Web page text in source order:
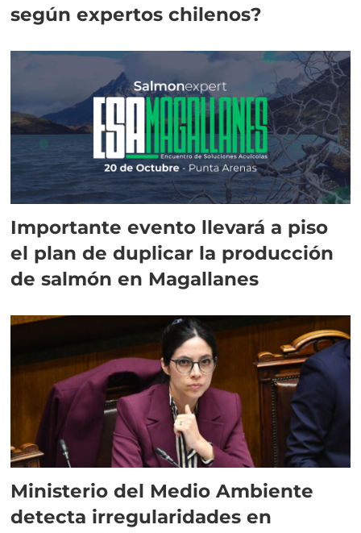
según expertos chilenos?
Importante evento llevará a piso
el plan de duplicar la producción
de salmón en Magallanes
Ministerio del Medio Ambiente
detecta irregularidades en